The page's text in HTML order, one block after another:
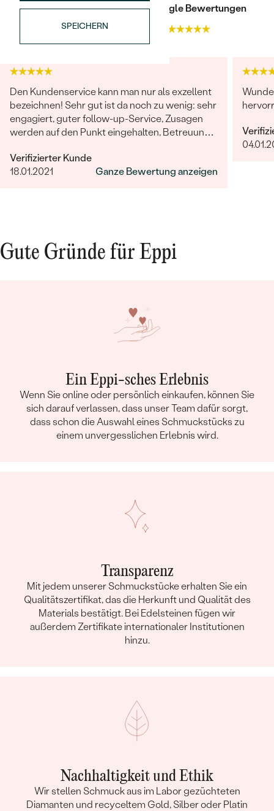
Bestseller
ANSEHEN
SPEICHERN
Trusted shop BewertungenGoogle Bewertungen
Den Kundenservice kann man nur als exzellent
bezeichnen! Sehr gut ist da noch zu wenig: sehr
engagiert, guter follow-up-Service, Zusagen
werden auf den Punkt eingehalten, Betreuung
Verifizierter Kunde
18.01.2021
Ganze Bewertung anzeigen
Gute Gründe für Eppi
Ein Eppi-sches Erlebnis
Wenn Sie online oder persönlich einkaufen, können Sie
sich darauf verlassen, dass unser Team dafür sorgt,
dass schon die Auswahl eines Schmuckstücks zu
einem unvergesslichen Erlebnis wird.
Transparenz
Mit jedem unserer Schmuckstücke erhalten Sie ein
Qualitätszertifikat, das die Herkunft und Qualität des
Materials bestätigt. Bei Edelsteinen fügen wir
außerdem Zertifikate internationaler Institutionen
hinzu.
Nachhaltigkeit und Ethik
Wir stellen Schmuck aus im Labor gezüchteten
Diamanten und recyceltem Gold, Silber oder Platin